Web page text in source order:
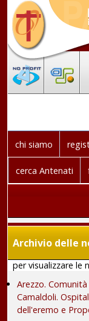
chi siamo
cerca Antenati
Archivio delle
per visualizzare le
Arezzo. Comunità
Camaldoli.
dell'eremo e